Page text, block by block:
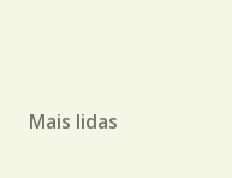
Mais lidas